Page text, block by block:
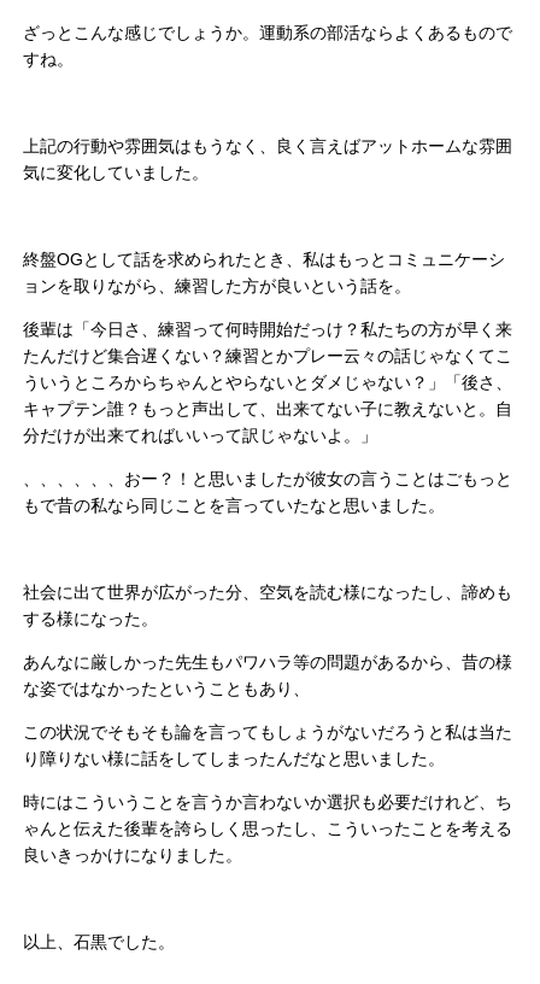
ざっとこんな感じでしょうか。運動系の部活ならよくあるもので
すね。
上記の行動や雰囲気はもうなく、良く言えばアットホームな雰囲
気に変化していました。
終盤OGとして話を求められたとき、私はもっとコミュニケーシ
ョンを取りながら、練習した方が良いという話を。
後輩は「今日さ、練習って何時開始だっけ？私たちの方が早く来
たんだけど集合遅くない？練習とかプレー云々の話じゃなくてこ
ういうところからちゃんとやらないとダメじゃない？」「後さ、
キャプテン誰？もっと声出して、出来てない子に教えないと。自
分だけが出来てればいいって訳じゃないよ。」
、、、、、、おー？！と思いましたが彼女の言うことはごもっと
もで昔の私なら同じことを言っていたなと思いました。
社会に出て世界が広がった分、空気を読む様になったし、諦めも
する様になった。
あんなに厳しかった先生もパワハラ等の問題があるから、昔の様
な姿ではなかったということもあり、
この状況でそもそも論を言ってもしょうがないだろうと私は当た
り障りない様に話をしてしまったんだなと思いました。
時にはこういうことを言うか言わないか選択も必要だけれど、ち
ゃんと伝えた後輩を誇らしく思ったし、こういったことを考える
良いきっかけになりました。
以上、石黒でした。